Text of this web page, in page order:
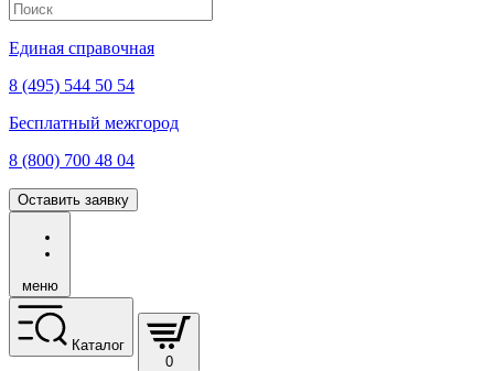
Единая справочная
8 (495) 544 50 54
Бесплатный межгород
8 (800) 700 48 04
Оставить заявку
меню
Каталог
0